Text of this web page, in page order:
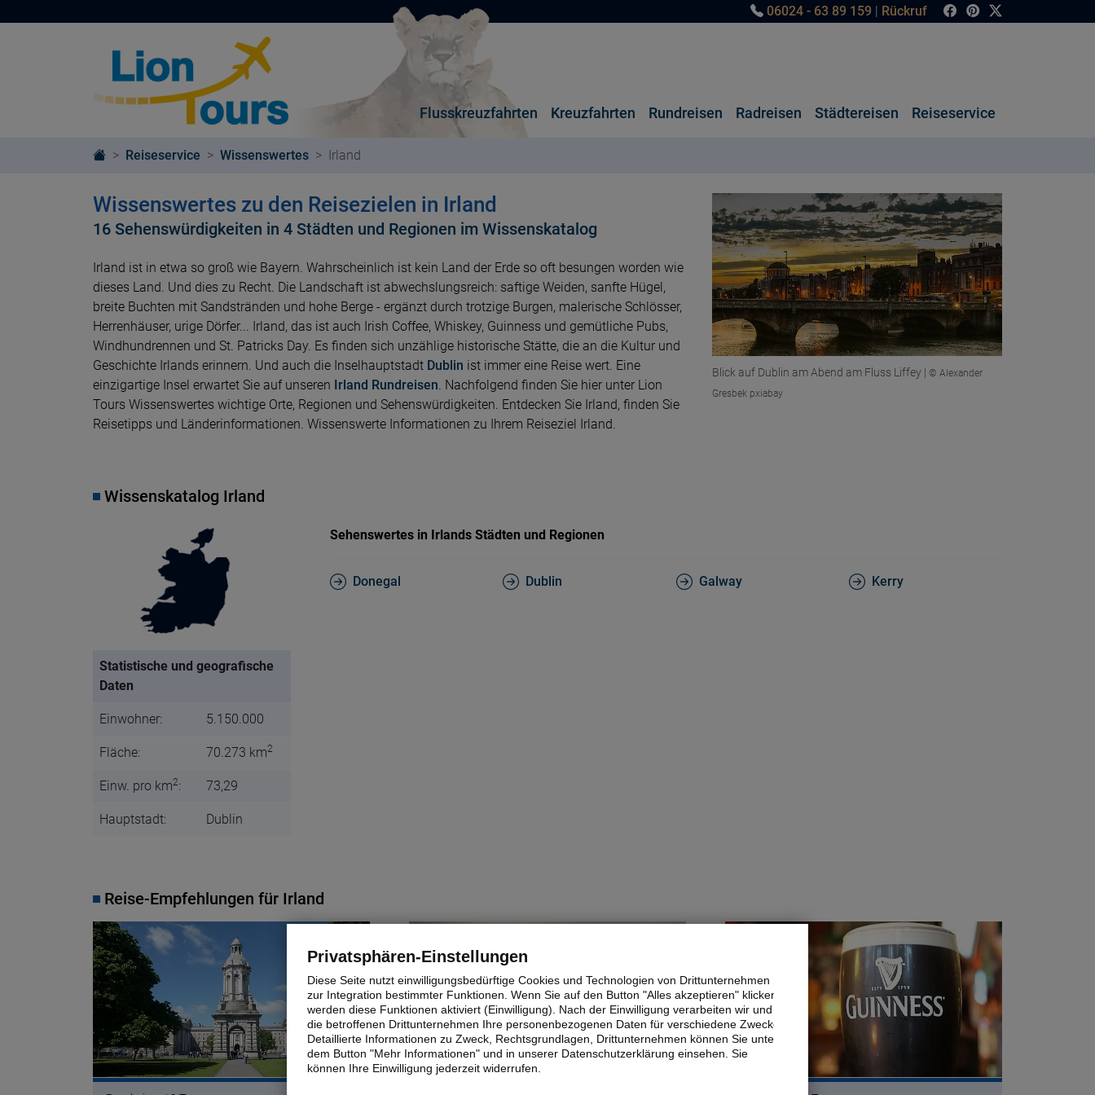
06024 - 63 89 159 | Rückruf
Flusskreuzfahrten Kreuzfahrten Rundreisen Radreisen Städtereisen Reiseservice
Reiseservice Wissenswertes Irland
Wissenswertes zu den Reisezielen in Irland
16 Sehenswürdigkeiten in 4 Städten und Regionen im Wissenskatalog
Irland ist in etwa so groß wie Bayern. Wahrscheinlich ist kein Land der Erde so oft besungen worden wie
dieses Land. Und dies zu Recht. Die Landschaft ist abwechslungsreich: saftige Weiden, sanfte Hügel,
breite Buchten mit Sandstränden und hohe Berge - ergänzt durch trotzige Burgen, malerische Schlösser,
Herrenhäuser, urige Dörfer... Irland, das ist auch Irish Coffee, Whiskey, Guinness und gemütliche Pubs,
Windhundrennen und St. Patricks Day. Es finden sich unzählige historische Stätte, die an die Kultur und
Geschichte Irlands erinnern. Und auch die Inselhauptstadt Dublin ist immer eine Reise wert. Eine
einzigartige Insel erwartet Sie auf unseren Irland Rundreisen. Nachfolgend finden Sie hier unter Lion
Tours Wissenswertes wichtige Orte, Regionen und Sehenswürdigkeiten. Entdecken Sie Irland, finden Sie
Reisetipps und Länderinformationen. Wissenswerte Informationen zu Ihrem Reiseziel Irland.
Blick auf Dublin am Abend am Fluss Liffey | © Alexander
Gresbek pxiabay
Wissenskatalog Irland
Statistische und geografische
Daten
Einwohner: 5.150.000
Fläche: 70.273 km2
Einw. pro km2: 73,29
Hauptstadt: Dublin
Sehenswertes in Irlands Städten und Regionen
Donegal Dublin Galway Kerry
Reise-Empfehlungen für Irland
© h s pixabay
Privatsphären-Einstellungen
Diese Seite nutzt einwilligungsbedürftige Cookies und Technologien von Drittunternehmen
zur Integration bestimmter Funktionen. Wenn Sie auf den Button "Alles akzeptieren" klicken,
werden diese Funktionen aktiviert (Einwilligung). Nach der Einwilligung verarbeiten wir und
die betroffenen Drittunternehmen Ihre personenbezogenen Daten für verschiedene Zwecke.
Detaillierte Informationen zu Zweck, Rechtsgrundlagen, Drittunternehmen können Sie unter
dem Button "Mehr Informationen" und in unserer Datenschutzerklärung einsehen. Sie
können Ihre Einwilligung jederzeit widerrufen.